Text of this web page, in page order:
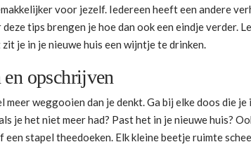
voor jezelf. Iedereen heeft een andere
deze tips brengen je hoe dan ook een eindje verder.
je in je nieuwe huis een wijntje te drinken.
opschrijven
meer weggooien dan je denkt. Ga bij elke doos die
je het niet meer had? Past het in je nieuwe huis?
een stapel theedoeken. Elk kleine beetje ruimte